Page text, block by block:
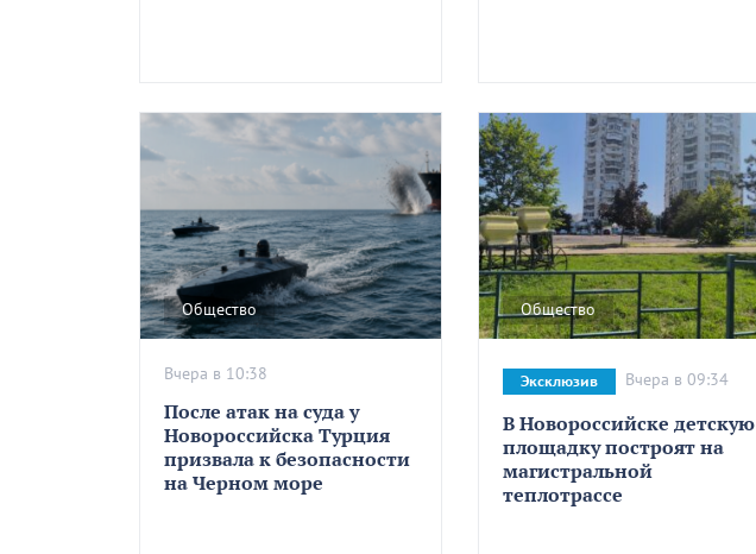
Общество
После атак на суда у
Новороссийска Турция
призвала к безопасности
на Черном море
Вчера в 10:38
Общество
В Новороссийске детскую
площадку построят на
магистральной
теплотрассе
Эксклюзив Вчера в 09:34